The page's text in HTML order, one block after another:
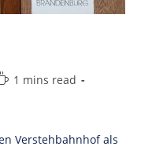
1 mins read
Verstehbahnhof als